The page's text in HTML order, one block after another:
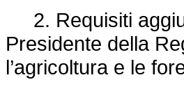
2. Requisiti
Presidente della
l’agricoltura e le